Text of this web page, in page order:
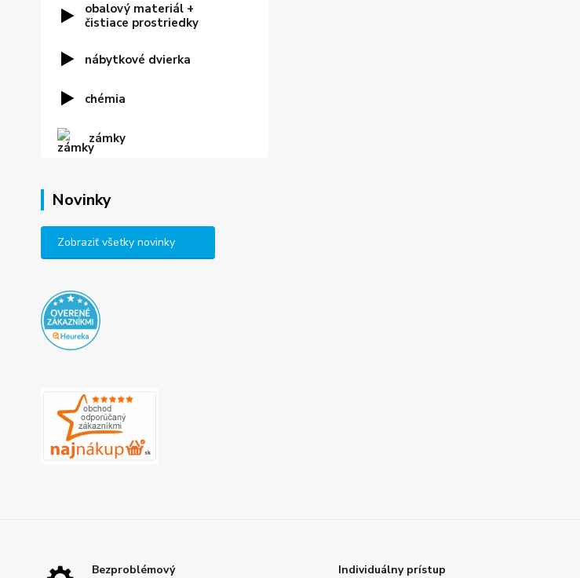
obalový materiál +
čistiace prostriedky
nábytkové dvierka
chémia
zámky
Novinky
Zobraziť všetky novinky
Bezproblémový
Individuálny prístup